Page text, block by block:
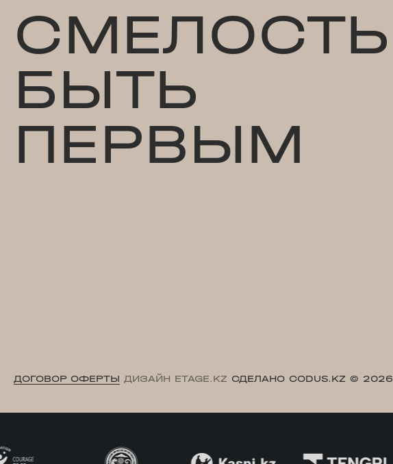
СМЕЛОСТЬ
БЫТЬ
ПЕРВЫМ
ДОГОВОР ОФЕРТЫ ДИЗАЙН ETAGE.KZ СДЕЛАНО CODUS.KZ © 2026